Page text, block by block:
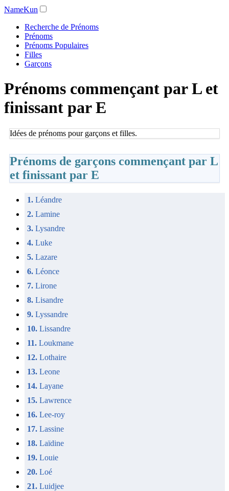
NameKun
Recherche de Prénoms
Prénoms
Prénoms Populaires
Filles
Garçons
Prénoms commençant par L et
finissant par E
Idées de prénoms pour garçons et filles.
Prénoms de garçons commençant par L
et finissant par E
1. Léandre
2. Lamine
3. Lysandre
4. Luke
5. Lazare
6. Léonce
7. Lirone
8. Lisandre
9. Lyssandre
10. Lissandre
11. Loukmane
12. Lothaire
13. Leone
14. Layane
15. Lawrence
16. Lee-roy
17. Lassine
18. Laïdine
19. Louie
20. Loé
21. Luidjee